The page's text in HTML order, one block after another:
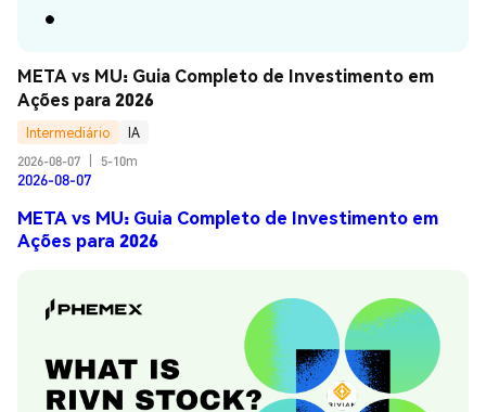
META vs MU: Guia Completo de Investimento em
Ações para 2026
Intermediário
IA
2026-08-07
5-10m
2026-08-07
META vs MU: Guia Completo de Investimento em
Ações para 2026